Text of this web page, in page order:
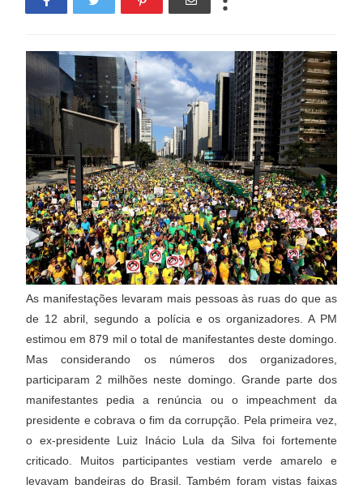
As manifestações levaram mais pessoas às ruas do que as
de 12 abril, segundo a polícia e os organizadores. A PM
estimou em 879 mil o total de manifestantes deste domingo.
Mas considerando os números dos organizadores,
participaram 2 milhões neste domingo. Grande parte dos
manifestantes pedia a renúncia ou o impeachment da
presidente e cobrava o fim da corrupção. Pela primeira vez,
o ex-presidente Luiz Inácio Lula da Silva foi fortemente
criticado. Muitos participantes vestiam verde amarelo e
levavam bandeiras do Brasil. Também foram vistas faixas